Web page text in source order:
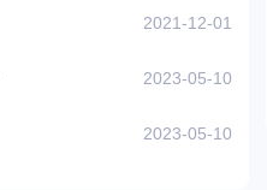
2021-12-01
2023-05-10
2023-05-10